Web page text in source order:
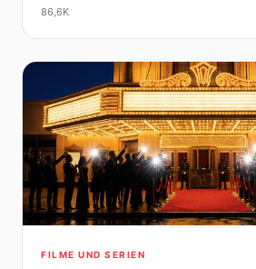
86,6K
FILME UND SERIEN